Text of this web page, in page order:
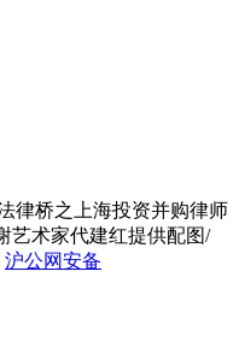
律桥之上海投资并购律师
艺术家代建红提供配图/
沪公网安备